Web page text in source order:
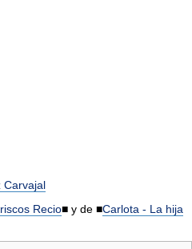
Carvajal
Recio■ y de ■Carlota - La hija